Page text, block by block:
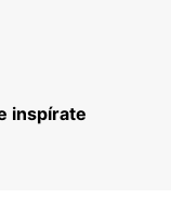
inspírate